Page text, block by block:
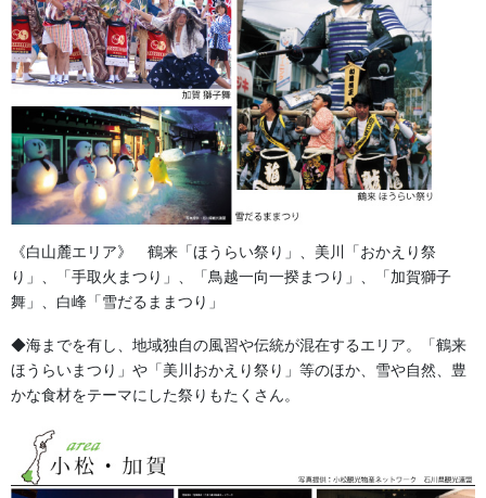
金沢・祭りの森佐
お祭り衣装・お祭り用品のご相談は金沢・森佐へお気軽にお問
い合わせください。
伝統行事、お祭りで地域に笑顔を！！
営業時間 10:00-18:00 〒920-0061金沢市問屋町2丁目85
(FAX076-237-7150)
人形の森佐は12月〜4月末まで土曜、日曜も営業。
お問い合わせ
カテゴリー 法被・はっぴ・はんてん・印半纏
お祭備品と豆知識
《白山麓エリア》 鶴来「ほうらい祭り」、美川「おかえり祭
り」、「手取火まつり」、「鳥越一向一揆まつり」、「加賀獅子
舞」、白峰「雪だるままつり」
◆海までを有し、地域独自の風習や伝統が混在するエリア。「鶴来
ほうらいまつり」や「美川おかえり祭り」等のほか、雪や自然、豊
かな食材をテーマにした祭りもたくさん。